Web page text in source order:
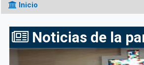
Inicio
Noticias de la